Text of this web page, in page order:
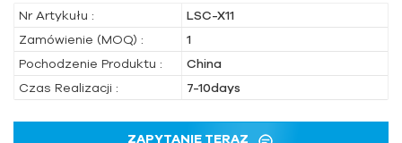
Nr Artykułu :
LSC-X11
Zamówienie (MOQ) :
1
Pochodzenie Produktu :
China
Czas Realizacji :
7-10days
ZAPYTANIE TERAZ